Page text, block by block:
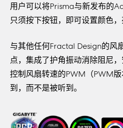
用户可以将Prisma与新发布的
只须按下按钮，即可设置颜色，
与其他任何Fractal Design的风
点，集成了护角振动消除阻尼
控制风扇转速的PWM（PWM
到，而不是被听到。